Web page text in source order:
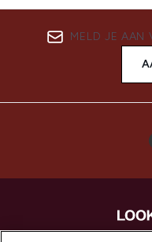
MELD JE AAN